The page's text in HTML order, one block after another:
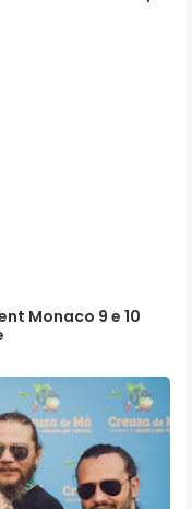
Monaco 9 e 10